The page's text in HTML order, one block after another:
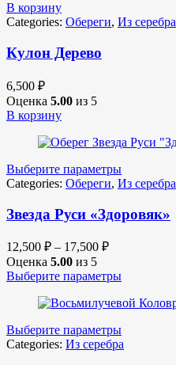
В корзину
Categories: Обереги, Из серебра
Кулон Дерево
6,500 ₽
Оценка 5.00 из 5
В корзину
Выберите параметры
Categories: Обереги, Из серебра
Звезда Руси «Здоровяк»
12,500 ₽ – 17,500 ₽
Оценка 5.00 из 5
Выберите параметры
Выберите параметры
Categories: Из серебра